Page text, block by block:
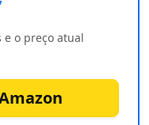
e o preço atual